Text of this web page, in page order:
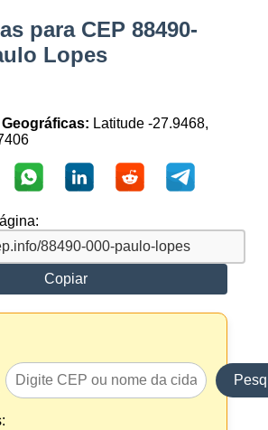
para CEP 88490-
Lopes
Latitude -27.9468,
Copiar